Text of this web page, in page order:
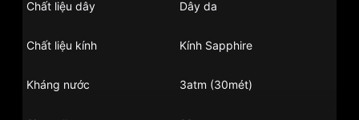
Chất liệu dây Dây da
Chất liệu kính Kính Sapphire
Kháng nước 3atm (30mét)